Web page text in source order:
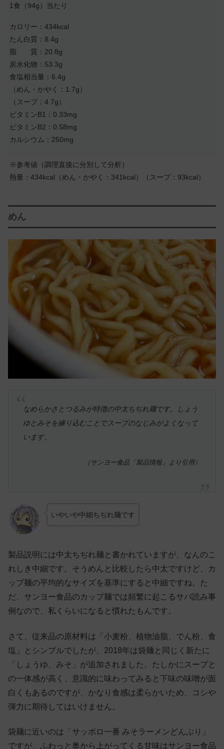
1食（94g）当たり
カロリー：434kcal
たん白質：8.4g
脂 質：20.8g
炭水化物：53.3g
食塩相当量：6.4g
（めん・かやく：1.7g）
（スープ：4.7g）
ビタミンB1：0.33mg
ビタミンB2：0.58mg
カルシウム：250mg
※参考値（調理直後に分別して分析）
熱量：434kcal（めん・かやく：341kcal）（スープ：93kcal）
めん
なめらかさとつるみが特徴の中太ちぢれ麺です。しょう
ゆとみそを練り込むことでスープのなじみがよくなって
います。
（サンヨー食品「製品情報」より引用）
いやいや中細ちぢれ麺です
製品説明には中太ちぢれ麺と書かれていますが、なんのこ
れしき中細です。そうめんと比較したら中太ですけど、カ
ップ麺の平均的なサイズを基準にすると中細ですね。た
だ、サンヨー食品のカップ麺では頻繁に起こるサバ読み事
例なので、私くらいになると慣れたもんです。
さて、従来品の原材料は「小麦粉、植物油脂、でん粉、食
塩」とシンプルでしたが、2018年は袋麺と同じく新たに
「しょうゆ、みそ」が追加されました。たしかにスープと
の一体感が高く、意識的に味わってみると下味の味噌が面
白くもあるのですが、かなり食感は柔らかいため、コシや
弾力に期待してはいけません。
袋麺に近いのは「サッポロ一番 みそラーメンどんぶり」
ですが、ふわっと奥から上がってくる甘味はサンヨー食品